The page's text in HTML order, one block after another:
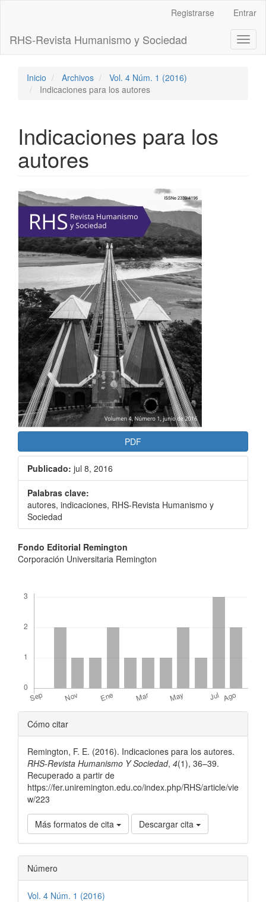
principal
Barra
Registrarse Entrar
RHS-Revista Humanismo y Sociedad
Inicio Archivos
Vol. 4 Núm. 1 (2016)
Indicaciones para los autores
Indicaciones para los
autores
Barra
lateral
del
artículo
PDF
Publicado: jul 8, 2016
Palabras clave:
autores, indicaciones, RHS-Revista Humanismo y
Sociedad
Contenido
principal
del
Fondo Editorial Remington
Corporación Universitaria Remington
Detalles
del
artículo
Cómo citar
Remington, F. E. (2016). Indicaciones para los autores.
RHS-Revista Humanismo Y Sociedad, 4(1), 36–39.
Recuperado a partir de
https://fer.uniremington.edu.co/index.php/RHS/article/vie
w/223
Más formatos de cita Descargar cita
Número
Vol. 4 Núm. 1 (2016)